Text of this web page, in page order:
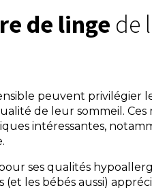
de linge de
peuvent privilégier
de leur sommeil.
intéressantes,
ses qualités
(et les bébés aussi)